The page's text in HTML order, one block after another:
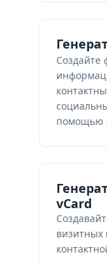
Создайте
помощью
vCard
визитных